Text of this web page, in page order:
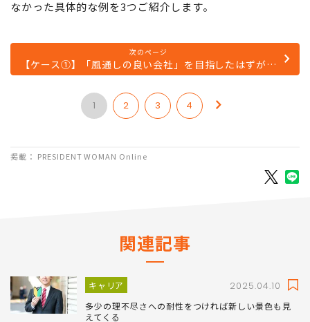
以下にて、経営者が社員エンゲージメントを高めるため
なかった具体的な例を3つご紹介します。
次のページ
【ケース①】「風通しの良い会社」を目指したはずが…
関連記事